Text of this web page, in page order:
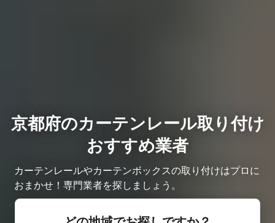
京都府のカーテンレール取り付け
おすすめ業者
カーテンレールやカーテンボックスの取り付けはプロに
おまかせ！専門業者を探しましょう。